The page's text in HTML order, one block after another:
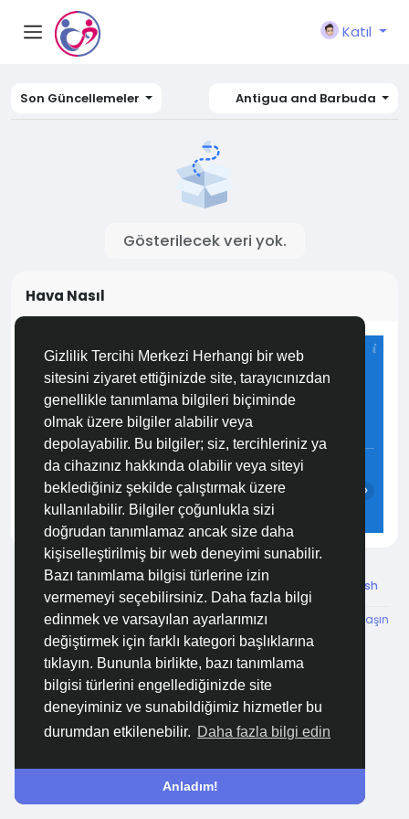
Gizlilik Tercihi Merkezi Herhangi bir web
sitesini ziyaret ettiğinizde site, tarayıcınızdan
genellikle tanımlama bilgileri biçiminde
olmak üzere bilgiler alabilir veya
depolayabilir. Bu bilgiler; siz, tercihleriniz ya
da cihazınız hakkında olabilir veya siteyi
beklediğiniz şekilde çalıştırmak üzere
kullanılabilir. Bilgiler çoğunlukla sizi
doğrudan tanımlamaz ancak size daha
kişiselleştirilmiş bir web deneyimi sunabilir.
Bazı tanımlama bilgisi türlerine izin
vermemeyi seçebilirsiniz. Daha fazla bilgi
edinmek ve varsayılan ayarlarımızı
değiştirmek için farklı kategori başlıklarına
tıklayın. Bununla birlikte, bazı tanımlama
bilgisi türlerini engellediğinizde site
deneyiminiz ve sunabildiğimiz hizmetler bu
durumdan etkilenebilir. Daha fazla bilgi edin
Anladım!
Katıl
Son Güncellemeler Antigua and Barbuda
Gösterilecek veri yok.
Hava Nasıl
Istanbul
26°C Çiseleme
8.3 m/s 80%
19:00
26°C
20:00
25°C
21:00
25°C
22:00
24°C
23:00
‹ ›
© 2026 Özelim Turkish
Hakkımızda Koşullar KVKK HSVTP
Bize Ulaşın
Destek Merkezi